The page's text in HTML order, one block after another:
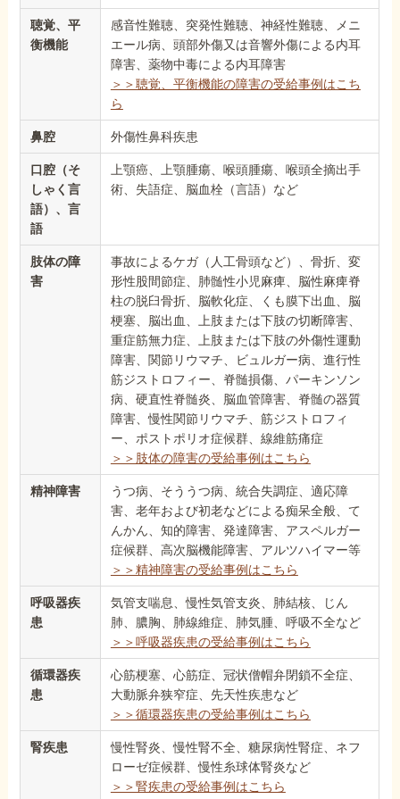
聴覚、平
衡機能
感音性難聴、突発性難聴、神経性難聴、メニ
エール病、頭部外傷又は音響外傷による内耳
障害、薬物中毒による内耳障害
＞＞聴覚、平衡機能の障害の受給事例はこち
ら
鼻腔 外傷性鼻科疾患
口腔（そ
しゃく言
語）、言
語
上顎癌、上顎腫瘍、喉頭腫瘍、喉頭全摘出手
術、失語症、脳血栓（言語）など
肢体の障
害
事故によるケガ（人工骨頭など）、骨折、変
形性股間節症、肺髄性小児麻痺、脳性麻痺脊
柱の脱臼骨折、脳軟化症、くも膜下出血、脳
梗塞、脳出血、上肢または下肢の切断障害、
重症筋無力症、上肢または下肢の外傷性運動
障害、関節リウマチ、ビュルガー病、進行性
筋ジストロフィー、脊髄損傷、パーキンソン
病、硬直性脊髄炎、脳血管障害、脊髄の器質
障害、慢性関節リウマチ、筋ジストロフィ
ー、ポストポリオ症候群、線維筋痛症
＞＞肢体の障害の受給事例はこちら
精神障害
うつ病、そううつ病、統合失調症、適応障
害、老年および初老などによる痴呆全般、て
んかん、知的障害、発達障害、アスペルガー
症候群、高次脳機能障害、アルツハイマー等
＞＞精神障害の受給事例はこちら
呼吸器疾
患
気管支喘息、慢性気管支炎、肺結核、じん
肺、膿胸、肺線維症、肺気腫、呼吸不全など
＞＞呼吸器疾患の受給事例はこちら
循環器疾
患
心筋梗塞、心筋症、冠状僧帽弁閉鎖不全症、
大動脈弁狭窄症、先天性疾患など
＞＞循環器疾患の受給事例はこちら
腎疾患
慢性腎炎、慢性腎不全、糖尿病性腎症、ネフ
ローゼ症候群、慢性糸球体腎炎など
＞＞腎疾患の受給事例はこちら